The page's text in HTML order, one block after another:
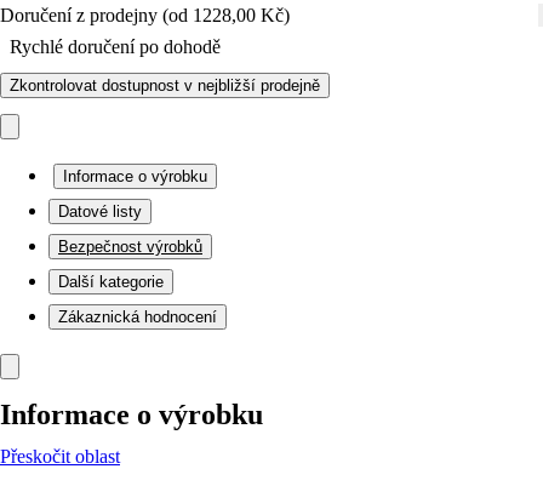
Doručení z prodejny (od 1228,00 Kč)
Rychlé doručení po dohodě
Zkontrolovat dostupnost v nejbližší prodejně
Informace o výrobku
Datové listy
Bezpečnost výrobků
Další kategorie
Zákaznická hodnocení
Informace o výrobku
Přeskočit oblast